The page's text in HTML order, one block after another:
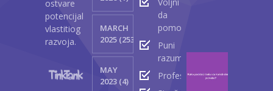
ostvare
potencijal
vlastitiog
razvoja.
MARCH
2025 (2530)
MAY
2023 (4)
Voljni
da
pomognu
Puni
razumevanja
Profesionalci